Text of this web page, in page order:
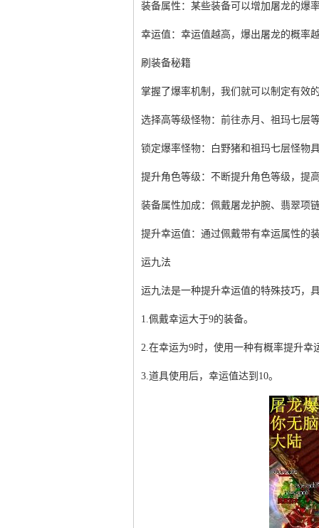
装备属性：某些装备可以增加屠龙的爆
幸运值：幸运值越高，爆出屠龙的概率
刷装备秘籍
掌握了爆率机制，我们就可以制定有效
选择高等级怪物：前往赤月、祖玛七层
锁定爆率怪物：白野猪和祖玛七层怪物
提升角色等级：不断提升角色等级，提
装备属性加成：佩戴屠龙护腕、翡翠项
提升幸运值：通过佩戴带有幸运属性的
运九法
运九法是一种提升幸运值的特殊技巧，
1.佩戴幸运大于9的装备。
2.在幸运为9时，使用一种有概率提升
3.道具使用后，幸运值达到10。